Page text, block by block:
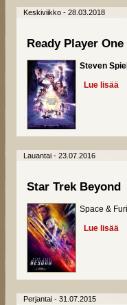
Keskiviikko - 28.03.2018
Ready Player One
Steven
Lue lisää
Lauantai - 23.07.2016
Star Trek Beyond
Space &
Lue lisää
Perjantai - 31.07.2015